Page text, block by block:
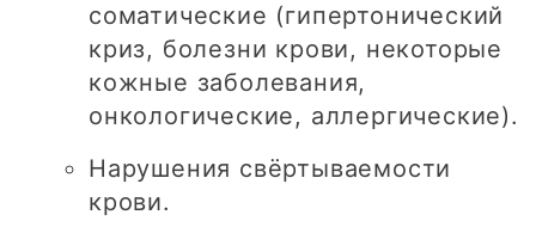
соматические (гипертонический
криз, болезни крови, некоторые
кожные заболевания,
онкологические, аллергические).
Нарушения свёртываемости
крови.